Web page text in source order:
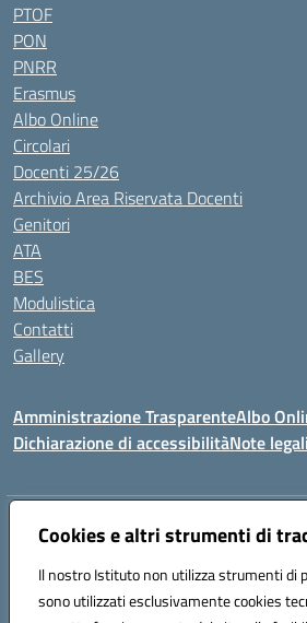
Cookies e altri strumenti di
Il nostro Istituto non utilizza strumenti di
sono utilizzati esclusivamente cookies
PTOF
PON
PNRR
Erasmus
Albo Online
Circolari
Docenti 25/26
Archivio Area Riservata Docenti
Genitori
ATA
BES
Modulistica
Contatti
Gallery
Amministrazione TrasparenteAlbo
Dichiarazione di accessibilitàNote legali
Indirizzo:Via Coniugi Crigna – Cap. 89861 –
Posta elettronica certificata (PEC):
Codice fiscale: 96012410799